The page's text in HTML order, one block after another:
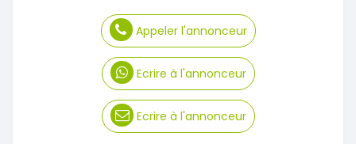
Appeler l'annonceur
Ecrire à l'annonceur
Ecrire à l'annonceur